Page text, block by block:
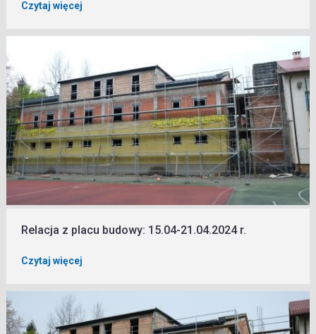
Czytaj więcej
Relacja z placu budowy: 15.04-21.04.2024 r.
Czytaj więcej